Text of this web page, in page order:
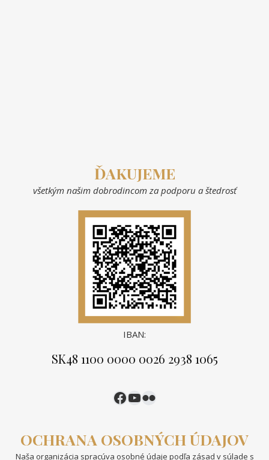
ĎAKUJEME
všetkým našim dobrodincom za podporu a štedrosť
IBAN:
SK48 1100 0000 0026 2938 1065
https://
https://
https://
OCHRANA OSOBNÝCH ÚDAJOV
Naša organizácia spracúva osobné údaje podľa zásad v súlade s